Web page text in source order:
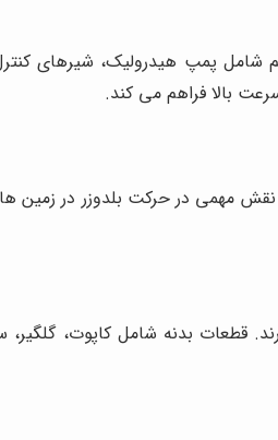
شامل پمپ هیدرولیک، شیرهای
بالا فراهم می کند.
مهمی در حرکت بلدوزر در زمین
قطعات بدنه شامل کاپوت،